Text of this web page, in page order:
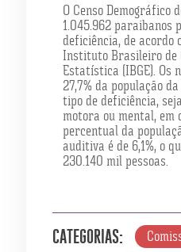
O Censo Demográfico
1.045.962 paraibanos
deficiência, de acordo
Instituto Brasileiro de
Estatística (IBGE). Os
27,7% da população
tipo de deficiência,
motora ou mental, em
percentual da
auditiva é de 6,1%, o
230.140 mil pessoas.
CATEGORIAS: